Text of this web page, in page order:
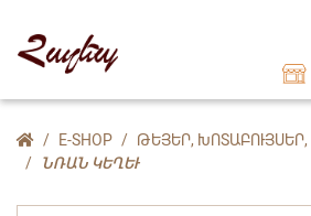
E-SHOP
ԹԵՅԵՐ, ԽՈՏԱԲՈՒՅՍԵՐ,
ՆՌԱՆ ԿԵՂԵՒ